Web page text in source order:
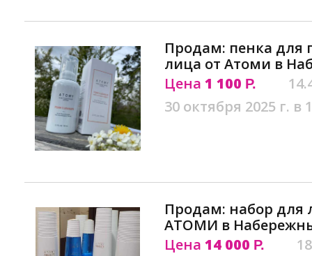
Продам: пенка для
лица от Атоми в
Цена 1 100 Р.
30 октября 2025 г. в
Продам: набор для
АТОМИ в
Цена 14 000 Р.